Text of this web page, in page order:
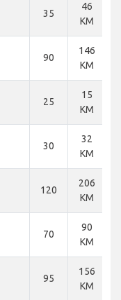
35
46
KM
90
146
KM
25
15
KM
30
32
KM
120
206
KM
70
90
KM
95
156
KM